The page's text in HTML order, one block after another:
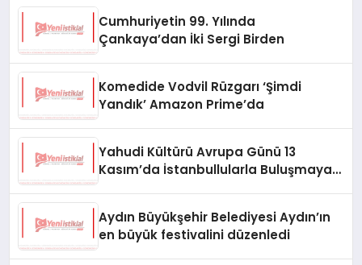
Cumhuriyetin 99. Yılında
Çankaya’dan İki Sergi Birden
Komedide Vodvil Rüzgarı ‘Şimdi
Yandık’ Amazon Prime’da
Yahudi Kültürü Avrupa Günü 13
Kasım’da İstanbullularla Buluşmaya
Aydın Büyükşehir Belediyesi Aydın’ın
en büyük festivalini düzenledi